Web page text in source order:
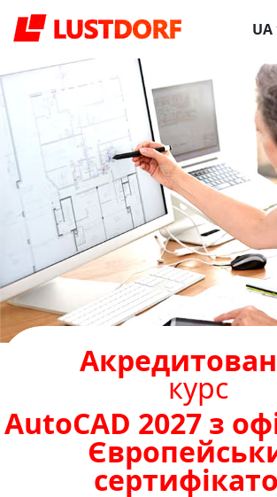
UA
курс
AutoCAD 2027 з